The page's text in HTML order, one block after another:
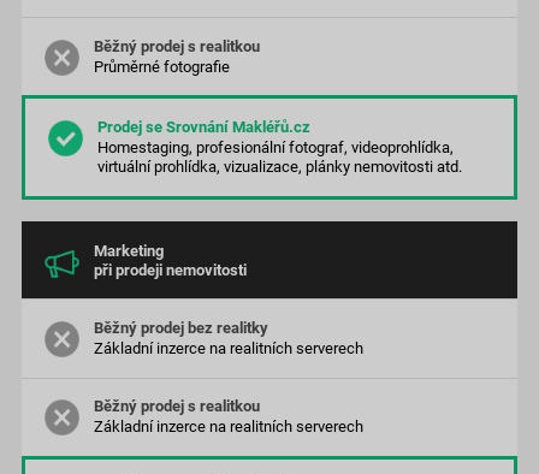
Průměrnéfotografie
Homestaging, profesionální fotograf, videoprohlídka,
virtuální prohlídka, vizualizace, plánky nemovitosti atd.
Marketing
při prodeji nemovitosti
Základní inzerce na realitních serverech
Základní inzerce na realitních serverech